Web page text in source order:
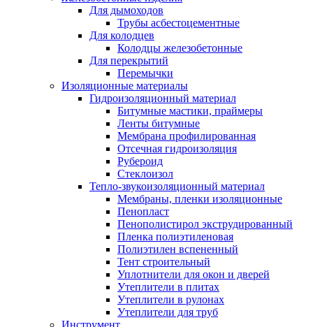
Для дымоходов
Трубы асбестоцементные
Для колодцев
Колодцы железобетонные
Для перекрытий
Перемычки
Изоляционные материалы
Гидроизоляционный материал
Битумные мастики, праймеры
Ленты битумные
Мембрана профилированная
Отсечная гидроизоляция
Рубероид
Стеклоизол
Тепло-звукоизоляционный материал
Мембраны, пленки изоляционные
Пенопласт
Пенополистирол экструдированный
Пленка полиэтиленовая
Полиэтилен вспененный
Тент строительный
Уплотнители для окон и дверей
Утеплители в плитах
Утеплители в рулонах
Утеплители для труб
Инструмент